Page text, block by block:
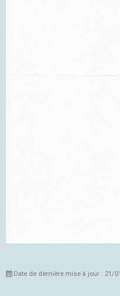
Date de dernière mise à jour : 21/